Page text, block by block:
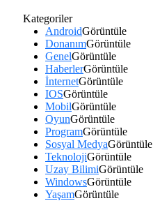
Kategoriler
AndroidGörüntüle
DonanımGörüntüle
GenelGörüntüle
HaberlerGörüntüle
İnternetGörüntüle
IOSGörüntüle
MobilGörüntüle
OyunGörüntüle
ProgramGörüntüle
Sosyal MedyaGörüntüle
TeknolojiGörüntüle
Uzay BilimiGörüntüle
WindowsGörüntüle
YaşamGörüntüle